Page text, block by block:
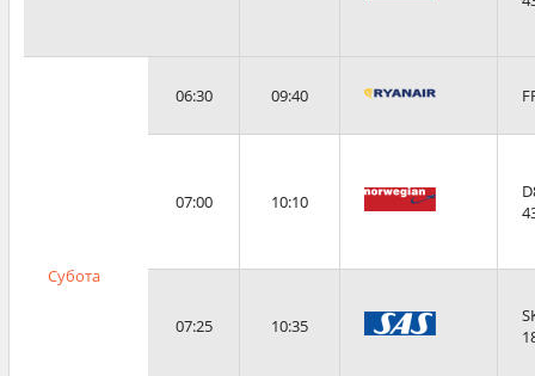
Субота
06:30 09:40
07:00 10:10
07:25 10:35